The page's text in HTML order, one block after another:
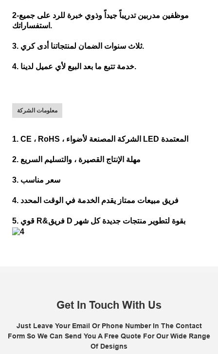
2-موظفين مدربين تدريباً جيداً وذوي خبرة للرد على جميع
استفساراتك.
3. ثلاث سنوات الضمان لمنتجاتنا أدى كري.
4. خدمة تتبع ما بعد البيع لأي عميل لدينا.
معلومات الشركة
1. CE ، RoHS ، الشركة المصنعة لأضواء LED المعتمدة
2. مهلة الإنتاج القصيرة ، والتسليم السريع
4. فريق مبيعات ممتاز يقدم الخدمة في الوقت المحدد
5. قوي R&فريق D بقوة لتطوير منتجات جديدة كل شهر
Get In Touch With Us
Just Leave Your Email Or Phone Number In The Contact
Form So We Can Send You A Free Quote For Our Wide Range
Of Designs